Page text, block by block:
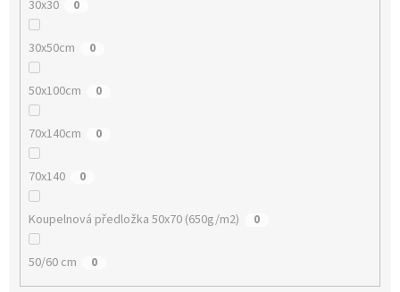
30x30 0
30x50cm 0
50x100cm 0
70x140cm 0
70x140 0
Koupelnová předložka 50x70 (650g/m2) 0
50/60 cm 0